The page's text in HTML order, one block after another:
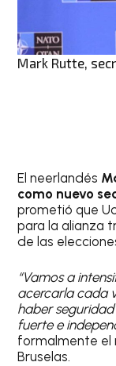
Mark Rutte,
El neerlandés
como nuevo
prometió que
para la alianza
de las
“Vamos a
acercarla cada
haber
fuerte e
formalmente el
Bruselas.